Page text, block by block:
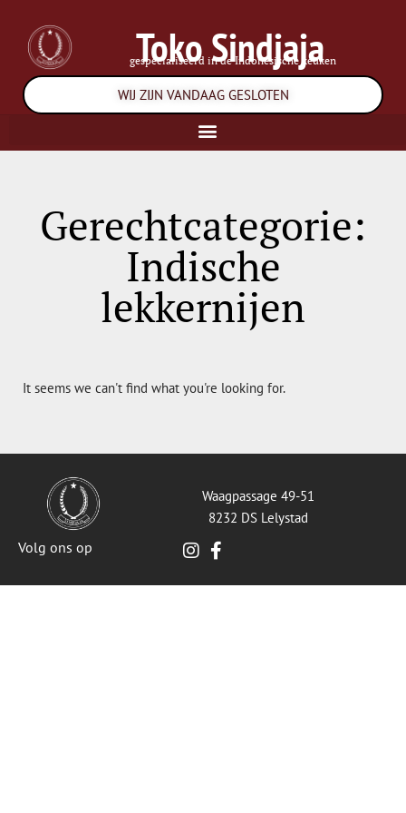
Toko Sindjaja
gespecialiseerd in de Indonesische keuken
WIJ ZIJN VANDAAG GESLOTEN
Gerechtcategorie:
Indische
lekkernijen
It seems we can't find what you're looking for.
Waagpassage 49-51
8232 DS Lelystad
Volg ons op